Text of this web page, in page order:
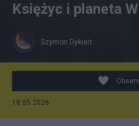
Szymon Dykiert
Księżyc i planeta
Szymon Dykiert
18.05.2026